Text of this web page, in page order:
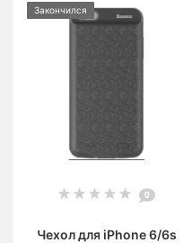
Закончился
0
Чехол для iPhone 6/6s